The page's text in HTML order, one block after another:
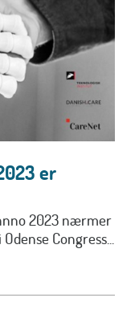
er
2023 nærmer
Congress...